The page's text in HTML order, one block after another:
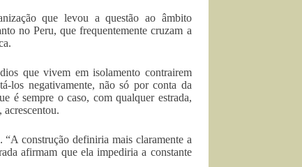
que levou a questão ao âmbito
no Peru, que frequentemente cruzam a
que vivem em isolamento contrairem
los negativamente, não só por conta da
é sempre o caso, com qualquer estrada,
acrescentou.
construção definiria mais claramente a
afirmam que ela impediria a constante